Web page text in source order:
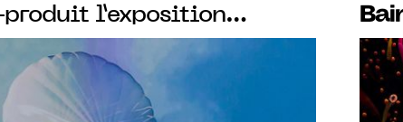
l’exposition
avec l’Observatoire
du Cnes